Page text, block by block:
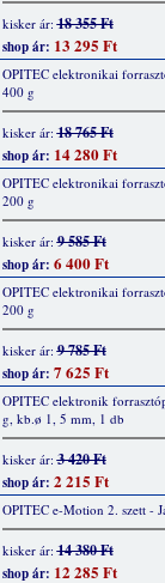
kisker ár:18 355 Ft
shop ár: 13 295 Ft
OPITEC elektronikai
400 g
kisker ár:18 765 Ft
shop ár: 14 280 Ft
OPITEC elektronikai
200 g
kisker ár:9 585 Ft
shop ár: 6 400 Ft
OPITEC elektronikai
200 g
kisker ár:9 785 Ft
shop ár: 7 625 Ft
OPITEC elektronik
g, kb.ø 1, 5 mm, 1 db
kisker ár:3 420 Ft
shop ár: 2 215 Ft
OPITEC e-Motion 2. szett -
kisker ár:14 380 Ft
shop ár: 12 285 Ft